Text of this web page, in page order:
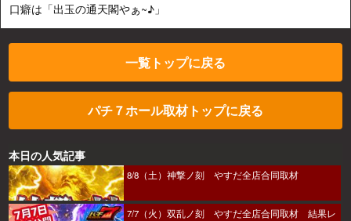
口癖は「出玉の通天閣やぁ~♪」
一覧トップに戻る
パチ７ホール取材トップに戻る
本日の人気記事
8/8（土）神撃ノ刻 やすだ全店合同取材
7/7（火）双乱ノ刻 やすだ全店合同取材 結果レ